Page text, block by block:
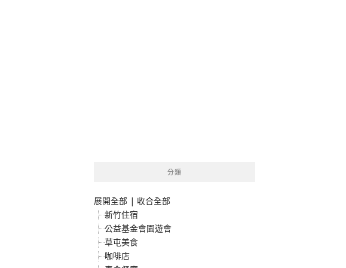
分類
展開全部 | 收合全部
新竹住宿
公益基金會園遊會
草屯美食
咖啡店